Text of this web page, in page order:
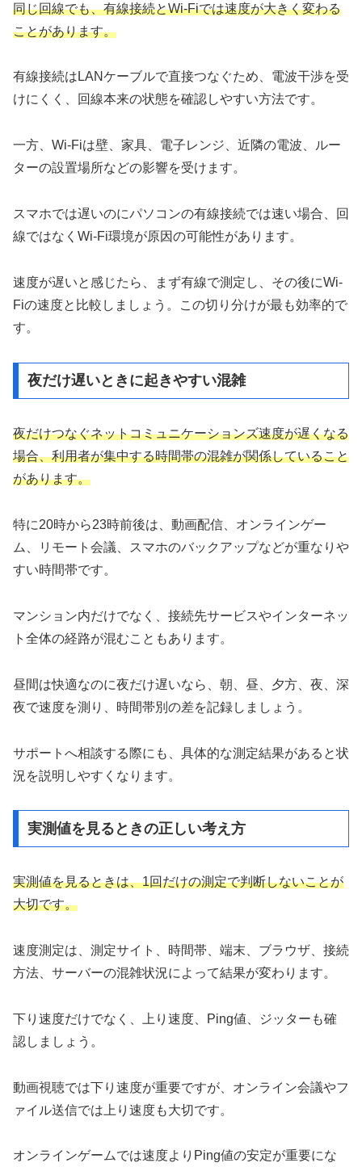
同じ回線でも、有線接続とWi-Fiでは速度が大きく変わる
ことがあります。
有線接続はLANケーブルで直接つなぐため、電波干渉を受
けにくく、回線本来の状態を確認しやすい方法です。
一方、Wi-Fiは壁、家具、電子レンジ、近隣の電波、ルー
ターの設置場所などの影響を受けます。
スマホでは遅いのにパソコンの有線接続では速い場合、回
線ではなくWi-Fi環境が原因の可能性があります。
速度が遅いと感じたら、まず有線で測定し、その後にWi-
Fiの速度と比較しましょう。この切り分けが最も効率的で
す。
夜だけ遅いときに起きやすい混雑
夜だけつなぐネットコミュニケーションズ速度が遅くなる
場合、利用者が集中する時間帯の混雑が関係していること
があります。
特に20時から23時前後は、動画配信、オンラインゲー
ム、リモート会議、スマホのバックアップなどが重なりや
すい時間帯です。
マンション内だけでなく、接続先サービスやインターネッ
ト全体の経路が混むこともあります。
昼間は快適なのに夜だけ遅いなら、朝、昼、夕方、夜、深
夜で速度を測り、時間帯別の差を記録しましょう。
サポートへ相談する際にも、具体的な測定結果があると状
況を説明しやすくなります。
実測値を見るときの正しい考え方
実測値を見るときは、1回だけの測定で判断しないことが
大切です。
速度測定は、測定サイト、時間帯、端末、ブラウザ、接続
方法、サーバーの混雑状況によって結果が変わります。
下り速度だけでなく、上り速度、Ping値、ジッターも確
認しましょう。
動画視聴では下り速度が重要ですが、オンライン会議やフ
ァイル送信では上り速度も大切です。
オンラインゲームでは速度よりPing値の安定が重要にな